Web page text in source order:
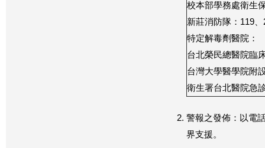
校本部學務處衛生
新莊消防隊：119
特定解毒劑醫院：
台北榮民總醫院臨
台灣大學醫學院附
衛生署台北醫院急
警報之發佈：以電
界支援。